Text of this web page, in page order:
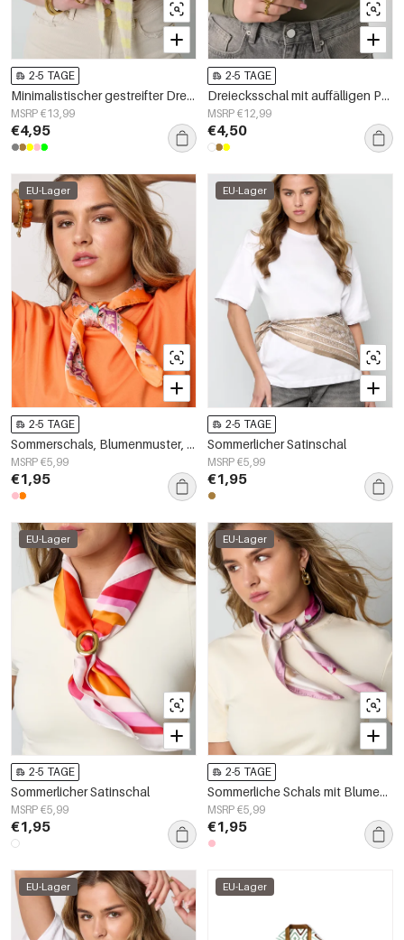
2-5 TAGE
Minimalistischer gestreifter Dreiecksschal
MSRP €13,99
€4,95
2-5 TAGE
Dreiecksschal mit auffälligen Polka-Dots
MSRP €12,99
€4,50
EU-Lager
2-5 TAGE
Sommerschals, Blumenmuster, lässig, Polyester, Alltagsaccessoires
MSRP €5,99
€1,95
EU-Lager
2-5 TAGE
Sommerlicher Satinschal
MSRP €5,99
€1,95
EU-Lager
2-5 TAGE
Sommerlicher Satinschal
MSRP €5,99
€1,95
EU-Lager
2-5 TAGE
Sommerliche Schals mit Blumenmuster, süße Polyester-Accessoires zum Valentinstag
MSRP €5,99
€1,95
EU-Lager EU-Lager